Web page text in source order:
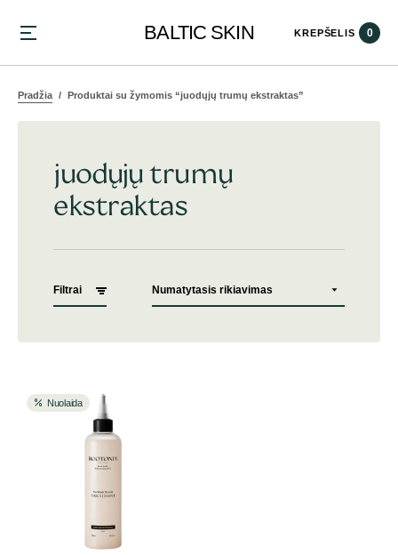
BALTIC SKIN KREPŠELIS 0
Pradžia Produktai su žymomis “juodųjų trumų ekstraktas”
juodųjų trumų
ekstraktas
Filtrai
Nuolaida